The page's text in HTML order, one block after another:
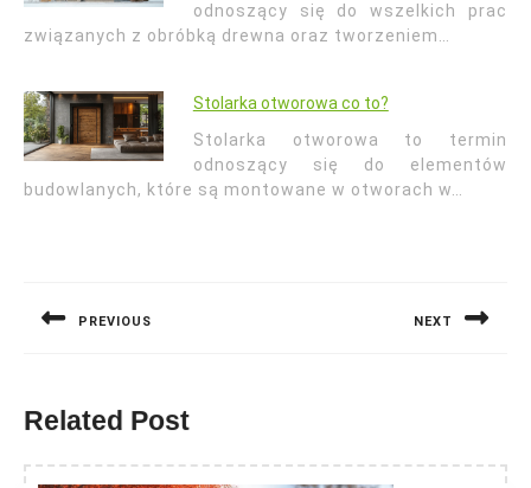
odnoszący się do wszelkich prac
związanych z obróbką drewna oraz tworzeniem…
Stolarka otworowa co to?
Stolarka otworowa to termin
odnoszący się do elementów
budowlanych, które są montowane w otworach w…
PREVIOUS NEXT
Related Post